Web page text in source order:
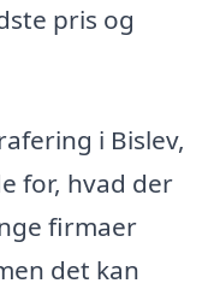
pris og
i Bislev,
for, hvad der
firmaer
det kan